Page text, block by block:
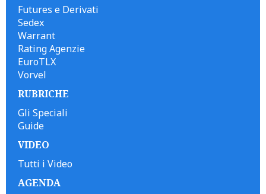
Futures e Derivati
Sedex
Warrant
Rating Agenzie
EuroTLX
Vorvel
RUBRICHE
Gli Speciali
Guide
VIDEO
Tutti i Video
AGENDA